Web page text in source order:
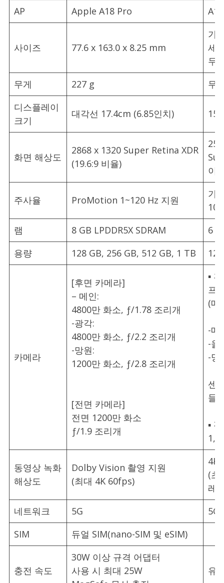
AP
Apple A18 Pro
사이즈 77.6 x 163.0 x 8.25 mm
가
세
두
무게
227 g
무
디스플레이
크기
대각선 17.4cm (6.85인치)
화면 해상도
2868 x 1320 Super Retina XDR
(19.6:9 비율)
이
주사율 ProMotion 1~120 Hz 지원
가
램
8 GB LPDDR5X SDRAM
6
용량
128 GB, 256 GB, 512 GB, 1 TB
카메라
[후면 카메라]
– 메인:
4800만 화소, ƒ/1.78 조리개
-광각:
4800만 화소, ƒ/2.2 조리개
-망원:
1200만 화소, ƒ/2.8 조리개
[전면 카메라]
전면 1200만 화소
ƒ/1.9 조리개
▪
프
(메
-메
-울
-망
센
들
▪
동영상 녹화
해상도
Dolby Vision 촬영 지원
(최대 4K 60fps)
4K
(초
레
네트워크
5G
5G
SIM
듀얼 SIM(nano-SIM 및 eSIM)
충전 속도
30W 이상 규격 어댑터
사용 시 최대 25W
유